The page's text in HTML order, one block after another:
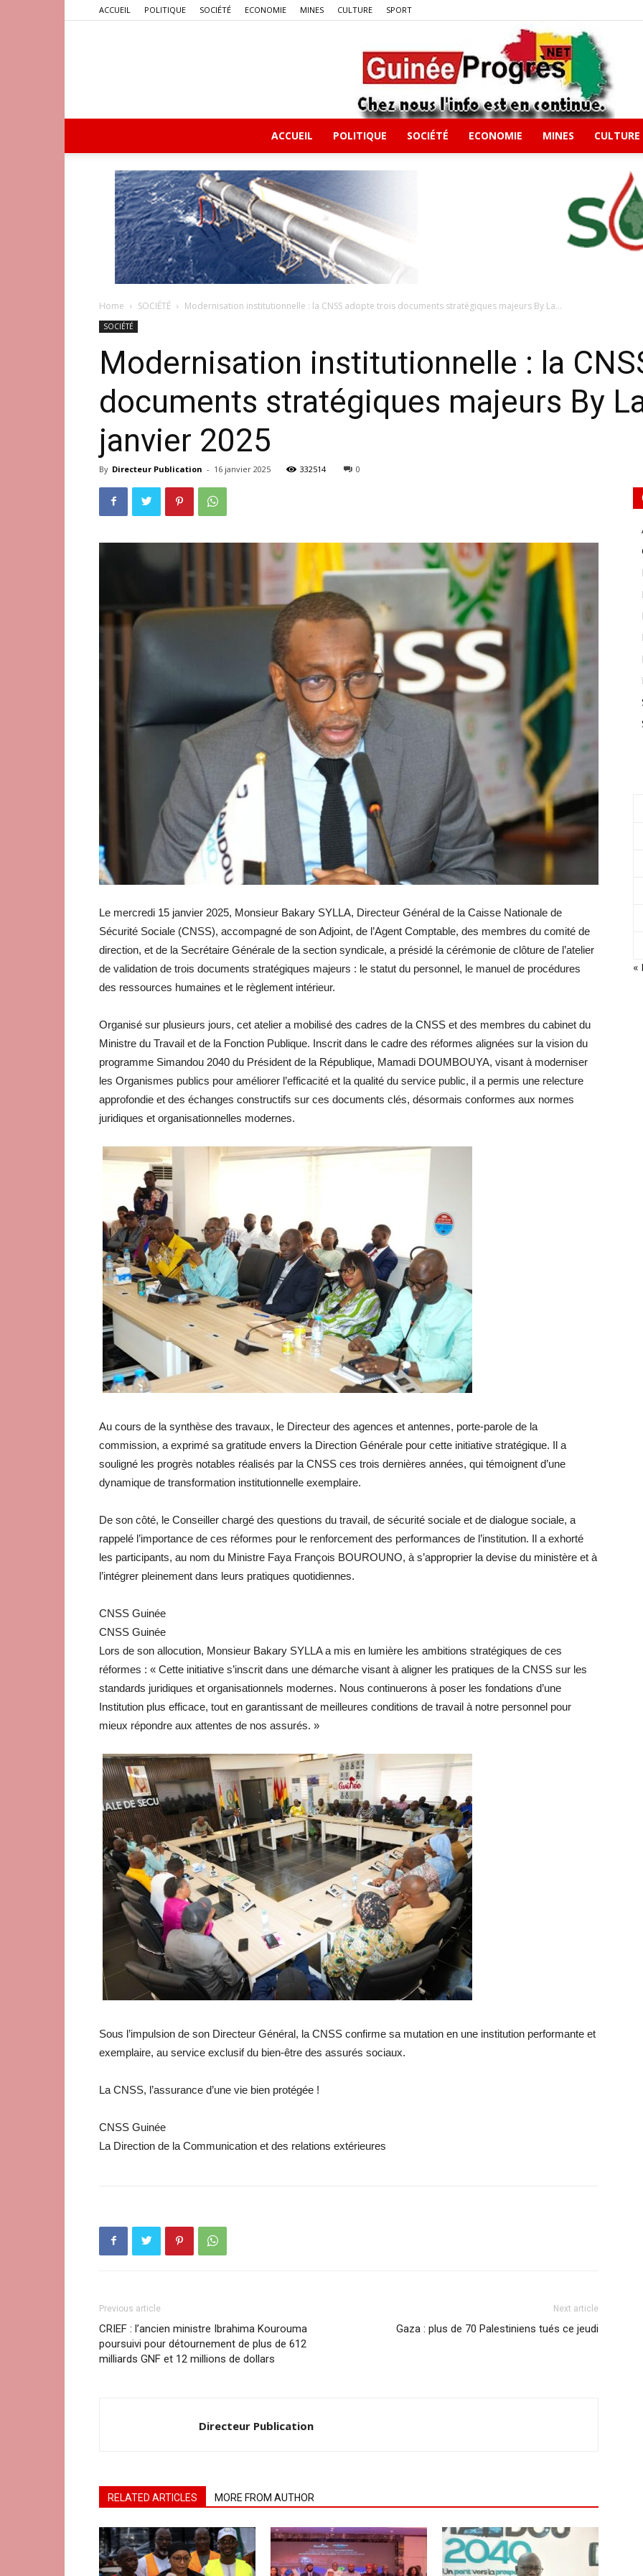
ACCUEIL POLITIQUE SOCIÉTÉ ECONOMIE MINES CULTURE SPORT
ACCUEIL POLITIQUE SOCIÉTÉ ECONOMIE MINES CULTURE
Home SOCIÉTÉ Modernisation institutionnelle : la CNSS adopte trois documents stratégiques majeurs By La...
SOCIÉTÉ
Modernisation institutionnelle : la
documents stratégiques majeurs By
janvier 2025
By Directeur Publication - 16 janvier 2025 332514 0
Le mercredi 15 janvier 2025, Monsieur Bakary SYLLA, Directeur Général de la Caisse Nationale de
Sécurité Sociale (CNSS), accompagné de son Adjoint, de l’Agent Comptable, des membres du comité de
direction, et de la Secrétaire Générale de la section syndicale, a présidé la cérémonie de clôture de l’atelier
de validation de trois documents stratégiques majeurs : le statut du personnel, le manuel de procédures
des ressources humaines et le règlement intérieur.
Organisé sur plusieurs jours, cet atelier a mobilisé des cadres de la CNSS et des membres du cabinet du
Ministre du Travail et de la Fonction Publique. Inscrit dans le cadre des réformes alignées sur la vision du
programme Simandou 2040 du Président de la République, Mamadi DOUMBOUYA, visant à moderniser
les Organismes publics pour améliorer l’efficacité et la qualité du service public, il a permis une relecture
approfondie et des échanges constructifs sur ces documents clés, désormais conformes aux normes
juridiques et organisationnelles modernes.
Au cours de la synthèse des travaux, le Directeur des agences et antennes, porte-parole de la
commission, a exprimé sa gratitude envers la Direction Générale pour cette initiative stratégique. Il a
souligné les progrès notables réalisés par la CNSS ces trois dernières années, qui témoignent d’une
dynamique de transformation institutionnelle exemplaire.
De son côté, le Conseiller chargé des questions du travail, de sécurité sociale et de dialogue sociale, a
rappelé l’importance de ces réformes pour le renforcement des performances de l’institution. Il a exhorté
les participants, au nom du Ministre Faya François BOUROUNO, à s’approprier la devise du ministère et à
l’intégrer pleinement dans leurs pratiques quotidiennes.
CNSS Guinée
CNSS Guinée
Lors de son allocution, Monsieur Bakary SYLLA a mis en lumière les ambitions stratégiques de ces
réformes : « Cette initiative s’inscrit dans une démarche visant à aligner les pratiques de la CNSS sur les
standards juridiques et organisationnels modernes. Nous continuerons à poser les fondations d’une
Institution plus efficace, tout en garantissant de meilleures conditions de travail à notre personnel pour
mieux répondre aux attentes de nos assurés. »
Sous l’impulsion de son Directeur Général, la CNSS confirme sa mutation en une institution performante et
exemplaire, au service exclusif du bien-être des assurés sociaux.
La CNSS, l’assurance d’une vie bien protégée !
CNSS Guinée
La Direction de la Communication et des relations extérieures
Previous article
CRIEF : l’ancien ministre Ibrahima Kourouma
poursuivi pour détournement de plus de 612
milliards GNF et 12 millions de dollars
Next article
Gaza : plus de 70 Palestiniens tués ce jeudi
Directeur Publication
RELATED ARTICLES MORE FROM AUTHOR
«